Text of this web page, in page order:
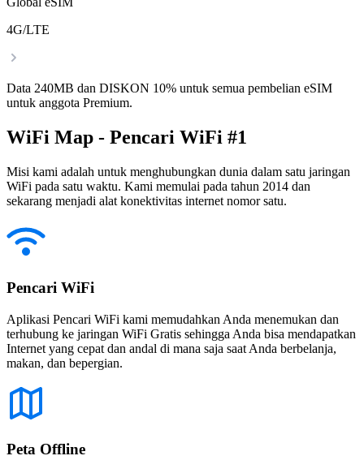
4G/LTE
Data 240MB dan DISKON 10% untuk semua pembelian eSIM
untuk anggota Premium.
WiFi Map - Pencari WiFi #1
Misi kami adalah untuk menghubungkan dunia dalam satu jaringan
WiFi pada satu waktu. Kami memulai pada tahun 2014 dan
sekarang menjadi alat konektivitas internet nomor satu.
Pencari WiFi
Aplikasi Pencari WiFi kami memudahkan Anda menemukan dan
terhubung ke jaringan WiFi Gratis sehingga Anda bisa mendapatkan
Internet yang cepat dan andal di mana saja saat Anda berbelanja,
makan, dan bepergian.
Peta Offline